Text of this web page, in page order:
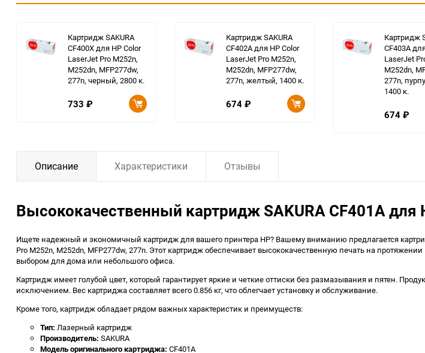
Картридж SAKURA
CF400X для HP Color
LaserJet Pro M252n,
M252dn, MFP277dw,
277n, черный, 2800 к.
733 ₽
Картридж SAKURA
CF402A для HP Color
LaserJet Pro M252n,
M252dn, MFP277dw,
277n, желтый, 1400 к.
674 ₽
Картридж
CF403A
LaserJet
M252dn,
277n,
1400 к.
674 ₽
Описание Характеристики Отзывы
Высококачественный картридж SAKURA CF401A для
Ищете надежный и экономичный картридж для вашего принтера HP? Вашему вниманию предлагается
Pro M252n, M252dn, MFP277dw, 277n. Этот картридж обеспечивает высококачественную печать на
выбором для дома или небольшого офиса.
Картридж имеет голубой цвет, который гарантирует яркие и четкие оттиски без размазывания и пятен.
исключением. Вес картриджа составляет всего 0.856 кг, что облегчает установку и обслуживание.
Кроме того, картридж обладает рядом важных характеристик и преимуществ:
Тип: Лазерный картридж
Производитель: SAKURA
Модель оригинального картриджа: CF401A